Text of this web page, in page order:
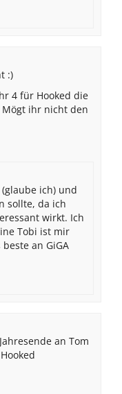
:)
4 für Hooked die
Mögt ihr nicht den
ich) und
sollte, da ich
wirkt. Ich
Tobi ist mir
an GiGA
an Tom